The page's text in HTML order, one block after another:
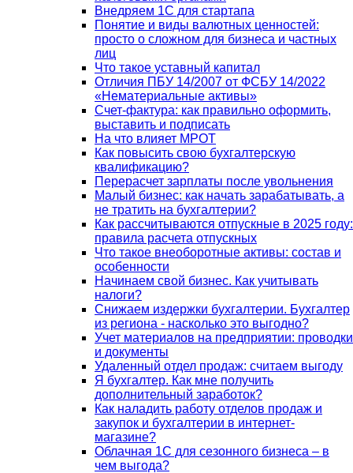
Внедряем 1С для стартапа
Понятие и виды валютных ценностей:
просто о сложном для бизнеса и частных
лиц
Что такое уставный капитал
Отличия ПБУ 14/2007 от ФСБУ 14/2022
«Нематериальные активы»
Счет-фактура: как правильно оформить,
выставить и подписать
На что влияет МРОТ
Как повысить свою бухгалтерскую
квалификацию?
Перерасчет зарплаты после увольнения
Малый бизнес: как начать зарабатывать, а
не тратить на бухгалтерии?
Как рассчитываются отпускные в 2025 году:
правила расчета отпускных
Что такое внеоборотные активы: состав и
особенности
Начинаем свой бизнес. Как учитывать
налоги?
Снижаем издержки бухгалтерии. Бухгалтер
из региона - насколько это выгодно?
Учет материалов на предприятии: проводки
и документы
Удаленный отдел продаж: считаем выгоду
Я бухгалтер. Как мне получить
дополнительный заработок?
Как наладить работу отделов продаж и
закупок и бухгалтерии в интернет-
магазине?
Облачная 1С для сезонного бизнеса – в
чем выгода?